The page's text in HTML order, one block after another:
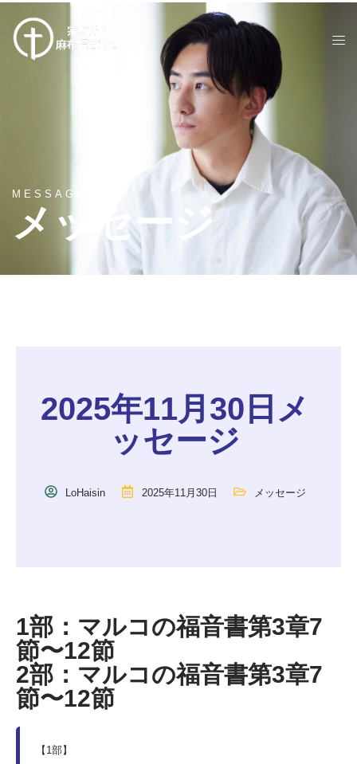
MESSAGES
メッセージ
2025年11月30日メ
ッセージ
LoHaisin 2025年11月30日 メッセージ
1部：マルコの福音書第3章7
節〜12節
2部：マルコの福音書第3章7
節〜12節
【1部】